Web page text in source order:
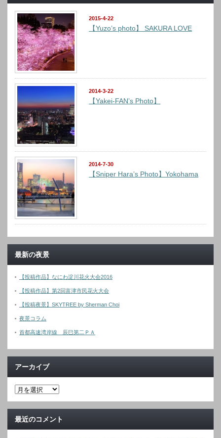
2015-4-22
【Yuzo’s photo】 SAKURA LOVE
2014-3-22
【Yakei-FAN’s Photo】
2014-7-30
【Sniper Hara’s Photo】Yokohama
最新の夜景
【投稿作品】なにわ淀川花火大会2016
【投稿作品】第2回富津市民花火大会
【投稿夜景】SKYTREE by Sherman Choi
夜景コラム
首都高速湾岸線 辰巳第二ＰＡ
アーカイブ
最近のコメント